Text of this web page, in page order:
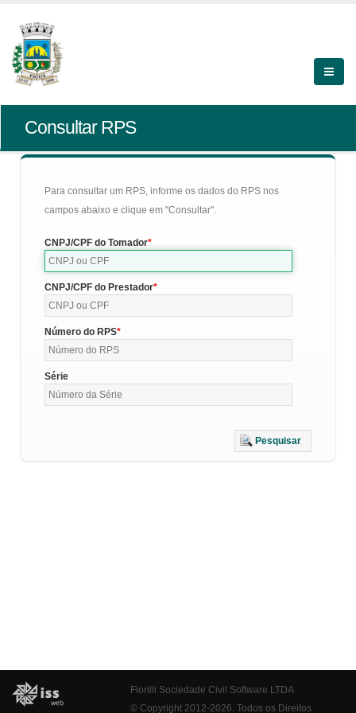
Consultar RPS
Para consultar um RPS, informe os dados do RPS nos
campos abaixo e clique em "Consultar".
CNPJ/CPF do Tomador
CNPJ/CPF do Prestador
Número do RPS
Série
Pesquisar
Fiorilli Sociedade Civil Software LTDA
© Copyright 2012-2026. Todos os Direitos